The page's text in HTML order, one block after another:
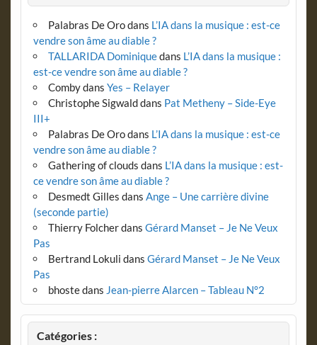
Palabras De Orodans L’IA dans la musique : est-ce
vendre son âme au diable ?
TALLARIDA Dominiquedans L’IA dans la musique :
est-ce vendre son âme au diable ?
Combydans Yes – Relayer
Christophe Sigwalddans Pat Metheny – Side-Eye
III+
Palabras De Orodans L’IA dans la musique : est-ce
vendre son âme au diable ?
Gathering of clouds dans L’IA dans la musique : est-
ce vendre son âme au diable ?
Desmedt Gilles dans Ange – Une carrière divine
(seconde partie)
Thierry Folcherdans Gérard Manset – Je Ne Veux
Pas
Bertrand Lokuli dans Gérard Manset – Je Ne Veux
Pas
bhostedans Jean-pierre Alarcen – Tableau N°2
Catégories :